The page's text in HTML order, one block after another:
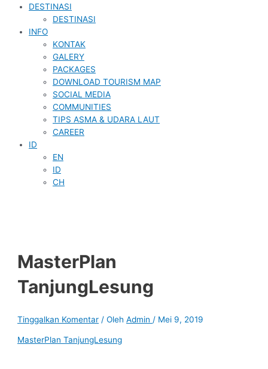
DESTINASI
DESTINASI
INFO
KONTAK
GALERY
PACKAGES
DOWNLOAD TOURISM MAP
SOCIAL MEDIA
COMMUNITIES
TIPS ASMA & UDARA LAUT
CAREER
ID
EN
ID
CH
MasterPlan
TanjungLesung
Tinggalkan Komentar / OlehAdmin / Mei 9, 2019
MasterPlan TanjungLesung